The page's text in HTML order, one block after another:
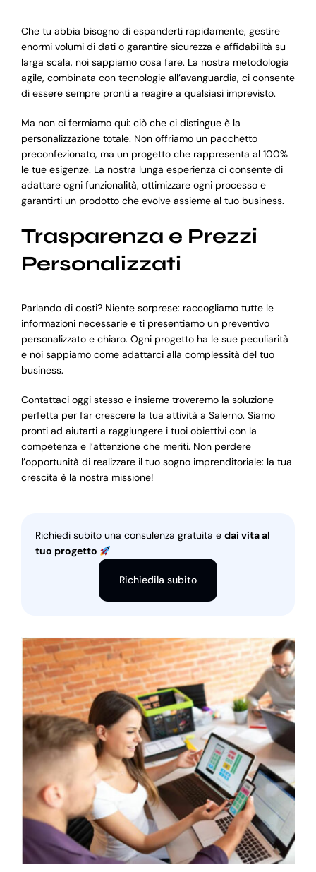
Che tu abbia bisogno di espanderti rapidamente, gestire
enormi volumi di dati o garantire sicurezza e affidabilità su
larga scala, noi sappiamo cosa fare. La nostra metodologia
agile, combinata con tecnologie all’avanguardia, ci consente
di essere sempre pronti a reagire a qualsiasi imprevisto.
Ma non ci fermiamo qui: ciò che ci distingue è la
personalizzazione totale. Non offriamo un pacchetto
preconfezionato, ma un progetto che rappresenta al 100%
le tue esigenze. La nostra lunga esperienza ci consente di
adattare ogni funzionalità, ottimizzare ogni processo e
garantirti un prodotto che evolve assieme al tuo business.
Trasparenza e Prezzi
Personalizzati
Parlando di costi? Niente sorprese: raccogliamo tutte le
informazioni necessarie e ti presentiamo un preventivo
personalizzato e chiaro. Ogni progetto ha le sue peculiarità
e noi sappiamo come adattarci alla complessità del tuo
business.
Contattaci oggi stesso e insieme troveremo la soluzione
perfetta per far crescere la tua attività a Salerno. Siamo
pronti ad aiutarti a raggiungere i tuoi obiettivi con la
competenza e l’attenzione che meriti. Non perdere
l’opportunità di realizzare il tuo sogno imprenditoriale: la tua
crescita è la nostra missione!
Richiedi subito una consulenza gratuita e dai vita al
tuo progetto
Richiedila subito